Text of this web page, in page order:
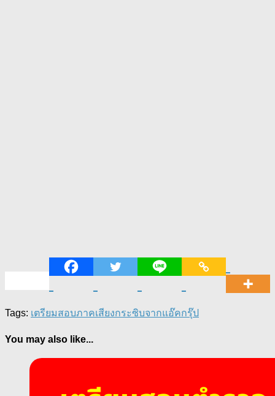
Tags: เตรียมสอบภาคเสียงกระซิบจากแอ๊คกรุ๊ป
You may also like...